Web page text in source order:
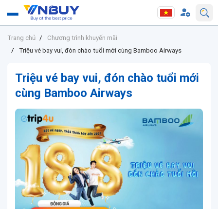
Trang chủ
Chương trình khuyến mãi
Triệu vé bay vui, đón chào tuổi mới cùng Bamboo Airways
Triệu vé bay vui, đón chào tuổi mới
cùng Bamboo Airways